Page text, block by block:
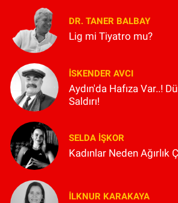
DR. TANER BALBAY
Lig mi Tiyatro mu?
İSKENDER AVCI
Aydın'da Hafıza Var..!
Saldırı!
SELDA İŞKOR
Kadınlar Neden Ağırlık
İLKNUR KARAKAYA